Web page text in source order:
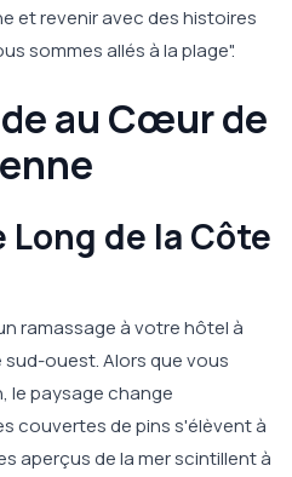
et revenir avec des histoires
sommes allés à la plage".
au Cœur de
Long de la Côte
ramassage à votre hôtel à
ouest. Alors que vous
le paysage change
couvertes de pins s'élèvent à
aperçus de la mer scintillent à